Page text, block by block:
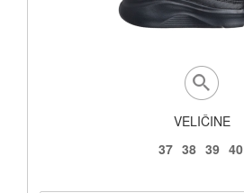
VELIČINE
37 38 39 40